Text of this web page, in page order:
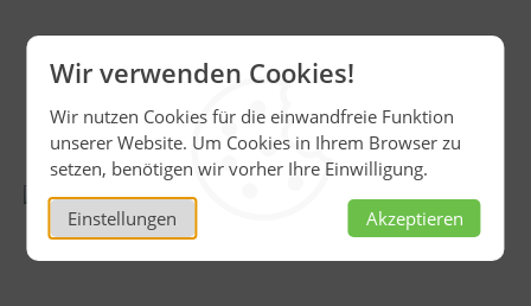
Wir verwenden Cookies!
Wir nutzen Cookies für die einwandfreie Funktion
unserer Website. Um Cookies in Ihrem Browser zu
setzen, benötigen wir vorher Ihre Einwilligung.
Einstellungen Akzeptieren
Jetzt reinschauen!